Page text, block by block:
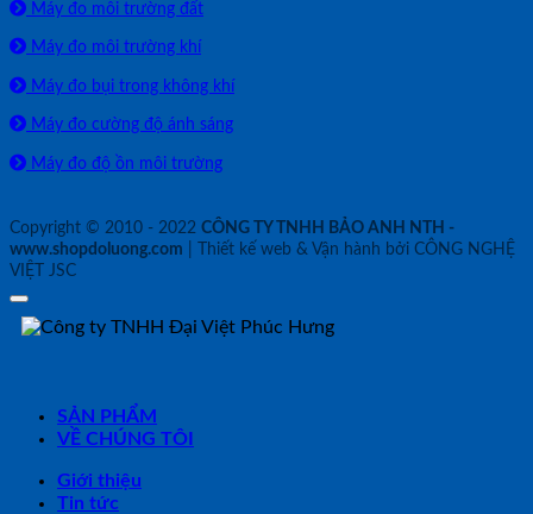
Máy đo môi trường đất
Máy đo môi trường khí
Máy đo bụi trong không khí
Máy đo cường độ ánh sáng
Máy đo độ ồn môi trường
Copyright © 2010 - 2022 CÔNG TY TNHH BẢO ANH NTH -
www.shopdoluong.com | Thiết kế web & Vận hành bởi CÔNG NGHỆ
VIỆT JSC
SẢN PHẨM
VỀ CHÚNG TÔI
Giới thiệu
Tin tức